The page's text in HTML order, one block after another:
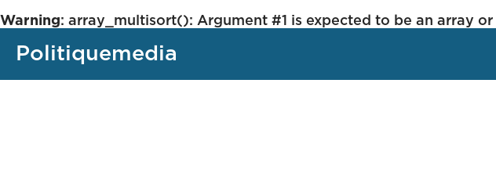
Warning: array_multisort(): Argument #1 is expected to be an array
Politiquemedia